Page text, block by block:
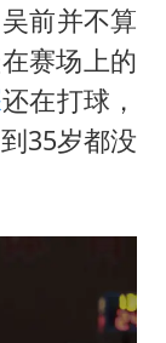
前并不算
赛场上的
还在打球，
35岁都没